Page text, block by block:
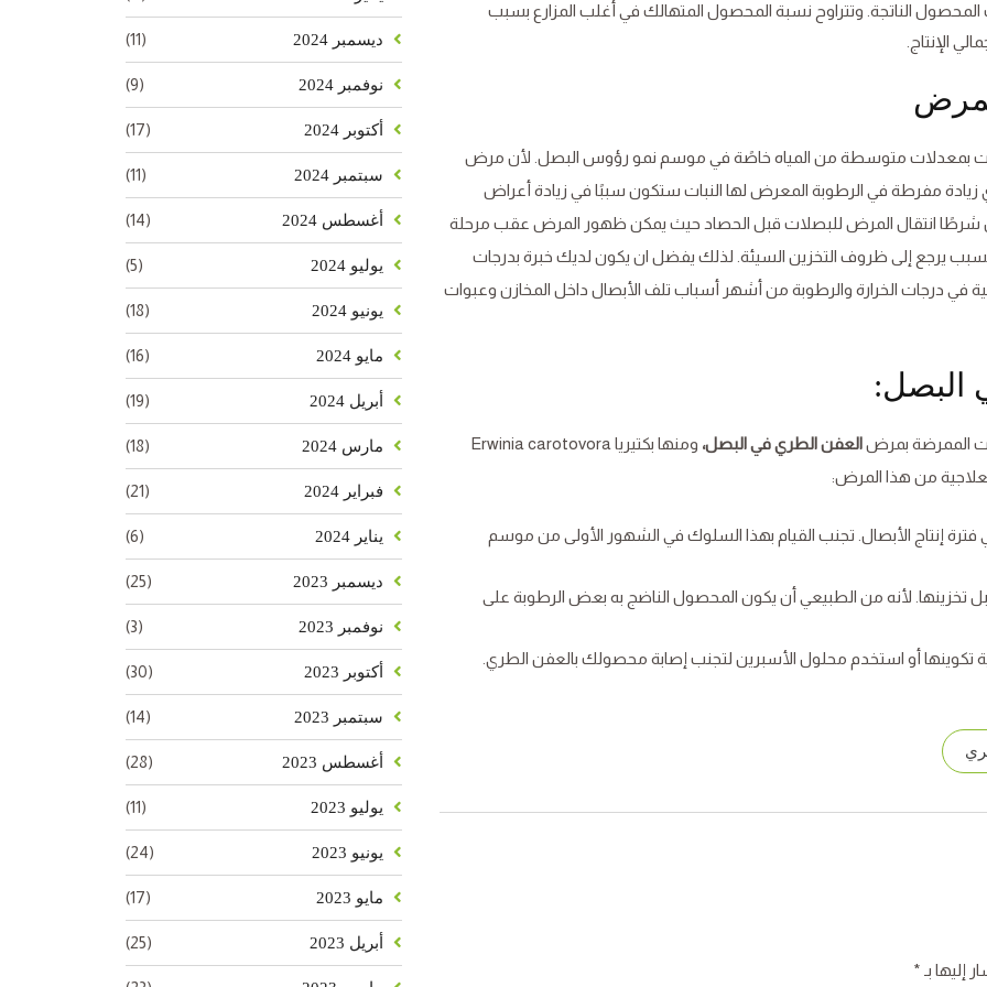
الناتجة. وتتراوح نسبة المحصول المتهالك في أغلب المزارع بسبب
بمعدلات متوسطة من المياه خاصًة في موسم نمو رؤوس البصل. لأن مرض
مفرطة في الرطوبة المعرض لها النبات ستكون سببًا في زيادة أعراض
شرطًا انتقال المرض للبصلات قبل الحصاد حيث يمكن ظهور المرض عقب مرحلة
يرجع إلى ظروف التخزين السيئة. لذلك يفضل ان يكون لديك خبرة بدرجات
في درجات الخرارة والرطوبة من أشهر أسباب تلف الأبصال داخل المخازن وعبوات
البصل:
العفن الطري في البصل، ومنها بكتيريا Erwinia carotovora
إنتاج الأبصال. تجنب القيام بهذا السلوك في الشهور الأولى من موسم
لأنه من الطبيعي أن يكون المحصول الناضج به بعض الرطوبة على
تكوينها أو استخدم محلول الأسبرين لتجنب إصابة محصولك بالعفن الطري.
إليها بـ *
ديسمبر 2024 (11)
نوفمبر 2024 (9)
أكتوبر 2024 (17)
سبتمبر 2024 (11)
أغسطس 2024 (14)
يوليو 2024 (5)
يونيو 2024 (18)
مايو 2024 (16)
أبريل 2024 (19)
مارس 2024 (18)
فبراير 2024 (21)
يناير 2024 (6)
ديسمبر 2023 (25)
نوفمبر 2023 (3)
أكتوبر 2023 (30)
سبتمبر 2023 (14)
أغسطس 2023 (28)
يوليو 2023 (11)
يونيو 2023 (24)
مايو 2023 (17)
أبريل 2023 (25)